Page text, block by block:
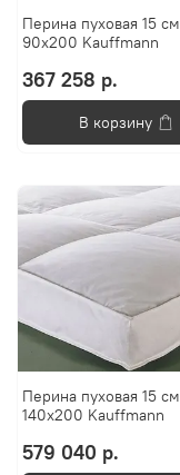
Перина пуховая 15 см
90x200 Kauffmann
367 258 р.
В корзину
Перина пуховая 15 см
140x200 Kauffmann
579 040 р.